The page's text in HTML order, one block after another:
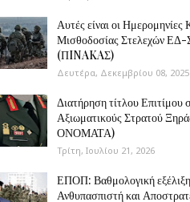
Αυτές είναι οι Ημερομηνίες
Μισθοδοσίας Στελεχών ΕΔ-
(ΠINAKAΣ)
Δευτέρα, Δεκεμβρίου 08, 2025
Διατήρηση τίτλου Επιτίμου
Αξιωματικούς Στρατού
ΟΝΟΜΑΤΑ)
Τρίτη, Ιουλίου 21, 2026
ΕΠΟΠ: Βαθμολογική
Ανθυπασπιστή και